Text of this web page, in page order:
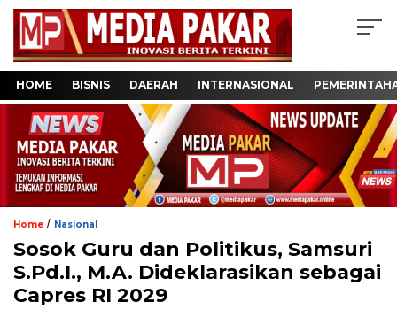
HOME BISNIS DAERAH INTERNASIONAL
Home / Nasional
Sosok Guru dan Politikus, Samsuri
S.Pd.I., M.A. Dideklarasikan sebagai
Capres RI 2029